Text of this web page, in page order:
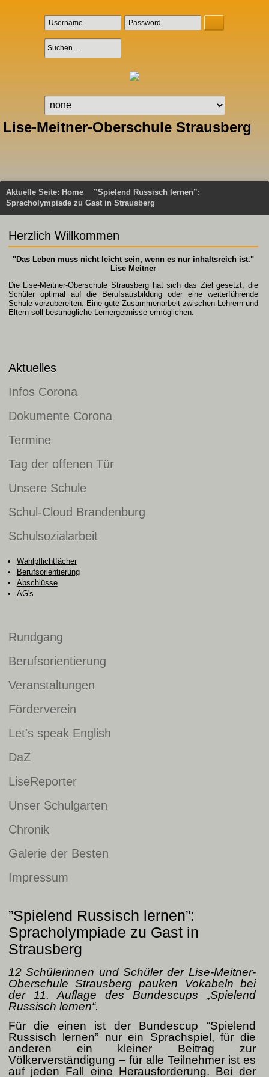
Lise-Meitner-Oberschule Strausberg
Aktuelle Seite: Home
”Spielend Russisch lernen”:
Spracholympiade zu Gast in Strausberg
Herzlich Willkommen
"Das Leben muss nicht leicht sein, wenn es nur inhaltsreich ist."
Lise Meitner
Die Lise-Meitner-Oberschule Strausberg hat sich das Ziel gesetzt, die
Schüler optimal auf die Berufsausbildung oder eine weiterführende
Schule vorzubereiten. Eine gute Zusammenarbeit zwischen Lehrern und
Eltern soll bestmögliche Lernergebnisse ermöglichen.
Aktuelles
Infos Corona
Dokumente Corona
Termine
Tag der offenen Tür
Unsere Schule
Schul-Cloud Brandenburg
Schulsozialarbeit
Wahlpflichtfächer
Berufsorientierung
Abschlüsse
AG's
Rundgang
Berufsorientierung
Veranstaltungen
Förderverein
Let's speak English
DaZ
LiseReporter
Unser Schulgarten
Chronik
Galerie der Besten
Impressum
”Spielend Russisch lernen”:
Spracholympiade zu Gast in
Strausberg
12 Schülerinnen und Schüler der Lise-Meitner-
Oberschule Strausberg pauken Vokabeln bei
der 11. Auflage des Bundescups „Spielend
Russisch lernen“.
Für die einen ist der Bundescup “Spielend
Russisch lernen” nur ein Sprachspiel, für die
anderen ein kleiner Beitrag zur
Völkerverständigung – für alle Teilnehmer ist es
auf jeden Fall eine Herausforderung. Bei der